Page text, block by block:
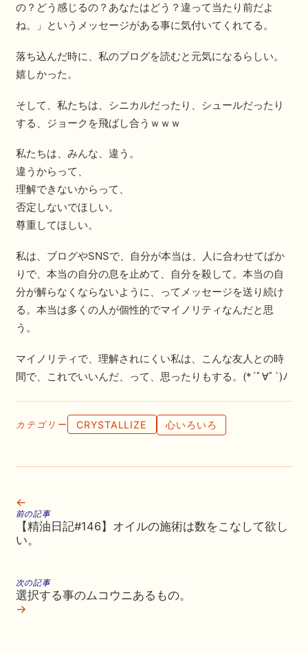
の？どう感じるの？あなたはどう？違って当たり前だよ
ね。」というメッセージがある事に気付いてくれてる。
落ち込んだ時に、私のブログを読むと元気になるらしい。
嬉しかった。
そして、私たちは、シニカルだったり、シュールだったり
する、ジョークを飛ばし合うｗｗｗ
私たちは、みんな、違う。
違うからって、
理解できないからって、
否定しないでほしい。
尊重してほしい。
私は、ブログやSNSで、自分が本当は、人に合わせてばか
りで、本当の自分の息を止めて、自分を殺して。本当の自
分が解らなくならないように、ってメッセージを送り続け
る。本当は多くの人が個性的でマイノリティなんだと思
う。
マイノリティで、理解されにくい私は、こんな友人との時
間で、これでいいんだ、って、思ったりもする。(*´ﾟ∀ﾟ`)ﾉ
カテゴリー CRYSTALLIZE 心いろいろ
←
前の記事
【精油日記#146】オイルの施術は数をこなして欲し
い。
次の記事
選択する事のムコウニあるもの。
→